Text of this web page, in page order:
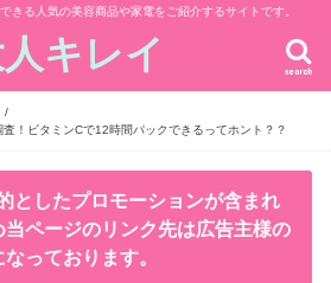
きる人気の美容商品や家電をご紹介するサイトです。
キレイ search
！ビタミンCで12時間パックできるってホント？？
としたプロモーションが含まれ
ページのリンク先は広告主様の
っております。